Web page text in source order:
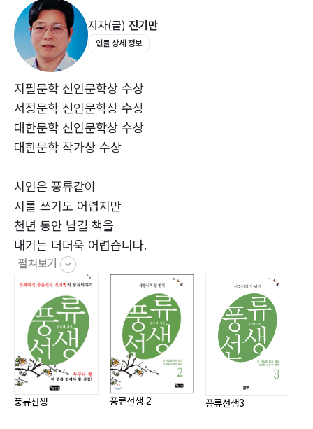
앞으로도 심기일전하여 좋은 시를 많이 쓰고자 한다.
독자들이 이 시집을 읽고 감명을 받았다면
많은 사람들에게 알려주시면 시를 쓰는데 힘이 될 것이다.
웃음 지으며?23
통영 마리나 리조트?24
일장춘몽?25
귀부인?26
새벽닭?26
주남 호수의 오리들?27
아름다운 강산?28
창원 돝섬?29
저, 아가씨?31
제천 의림지?32
아기 사랑?33
태국 푸껫?34
애창곡 불러?35
통영의 여행?36
의리의 사나이?37
마음 돌아서면?37
지리산 피아골?38
토종꿀?39
고향 산천?40
막걸리?41
저자(글) 진기만
인물 상세 정보
지필문학 신인문학상 수상
서정문학 신인문학상 수상
대한문학 신인문학상 수상
대한문학 작가상 수상
시인은 풍류같이
시를 쓰기도 어렵지만
천년 동안 남길 책을
내기는 더더욱 어렵습니다.
빠듯한 생활에
돈이 많이 들어가니
아내를 다독여야 하고
대단한 용기도 필요하네요.
이때껏
시를 천 수도 넘게 썼지만
펼쳐보기
풍류선생 풍류선생 2 풍류선생3